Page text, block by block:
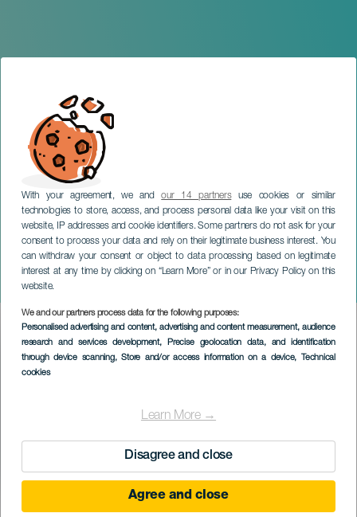
With your agreement, we andour 14 partnersuse cookies or similar
technologies to store, access, and process personal data like your visit on this
website, IP addresses and cookie identifiers. Some partners do not ask for your
consent to process your data and rely on their legitimate business interest. You
can withdraw your consent or object to data processing based on legitimate
interest at any time by clicking on “Learn More” or in our Privacy Policy on this
website.
We and our partners process data for the following purposes:
Personalised advertising and content, advertising and content measurement, audience
research and services development, Precise geolocation data, and identification
through device scanning, Store and/or access information on a device, Technical
cookies
Learn More →
Disagree and close
Agree and close
Cluedo Live Escape: Chi è
Jack?
GRAN CANARIA
Imagen
Listado